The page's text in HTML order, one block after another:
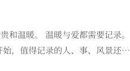
需要记录。
，值得记录的人、事、风景还有